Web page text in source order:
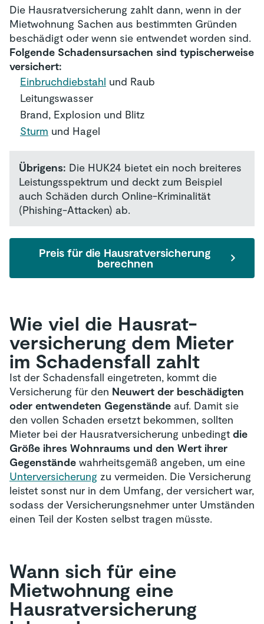
Die Hausratversicherung zahlt dann, wenn in der
Mietwohnung Sachen aus bestimmten Gründen
beschädigt oder wenn sie entwendet worden sind.
Folgende Schadensursachen sind typischerweise
versichert:
Einbruchdiebstahl und Raub
Leitungswasser
Brand, Explosion und Blitz
Sturm und Hagel
Übrigens: Die HUK24 bietet ein noch breiteres
Leistungsspektrum und deckt zum Beispiel
auch Schäden durch Online-Kriminalität
(Phishing-Attacken) ab.
Preis für die Hausratversicherung
berechnen
Wie viel die Hausrat­
versicherung dem Mieter
im Schadensfall zahlt
Ist der Schadensfall eingetreten, kommt die
Versicherung für den Neuwert der beschädigten
oder entwendeten Gegenstände auf. Damit sie
den vollen Schaden ersetzt bekommen, sollten
Mieter bei der Hausratversicherung unbedingt die
Größe ihres Wohnraums und den Wert ihrer
Gegenstände wahrheitsgemäß angeben, um eine
Unterversicherung zu vermeiden. Die Versicherung
leistet sonst nur in dem Umfang, der versichert war,
sodass der Versicherungsnehmer unter Umständen
einen Teil der Kosten selbst tragen müsste.
Wann sich für eine
Mietwohnung eine
Hausrat­versicherung